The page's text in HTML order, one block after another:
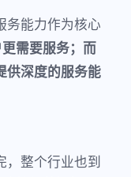
务能力作为核心
需要服务；而
供深度的服务能
，整个行业也到